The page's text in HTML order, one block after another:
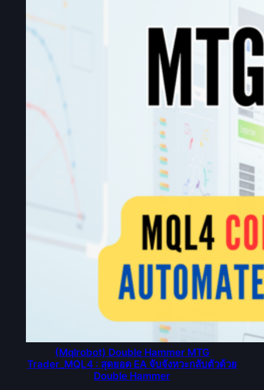
(Mqlrobot) Double Hammer MTG
Trader_MQL4 : สุดยอด EA จับจังหวะกลับตัวด้วย
Double Hammer